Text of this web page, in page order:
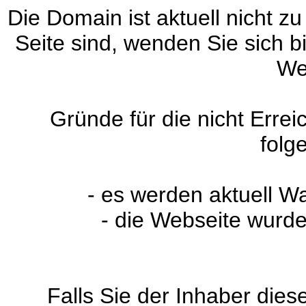
Die Domain ist aktuell nicht
Seite sind, wenden Sie sich
Gründe für die nicht
- es werden aktuell
- die Webseite
Falls Sie der Inhaber